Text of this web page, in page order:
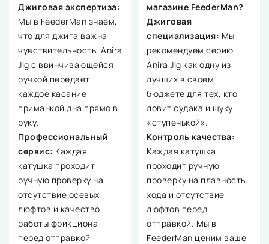
Джиговая экспертиза:
Мы в FeederMan знаем,
что для джига важна
чувствительность. Anira
Jig с ввинчивающейся
ручкой передает
каждое касание
приманкой дна прямо в
руку.
Профессиональный
сервис: Каждая
катушка проходит
ручную проверку на
отсутствие осевых
люфтов и качество
работы фрикциона
перед отправкой
магазине FeederMan?
Джиговая
специализация: Мы
рекомендуем серию
Anira Jig как одну из
лучших в своем
бюджете для тех, кто
ловит судака и щуку
«ступенькой».
Контроль качества:
Каждая катушка
проходит ручную
проверку на плавность
хода и отсутствие
люфтов перед
отправкой. Мы в
FeederMan ценим ваше